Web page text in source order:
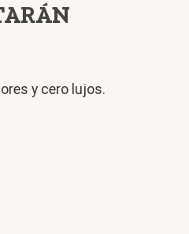
y cero lujos.